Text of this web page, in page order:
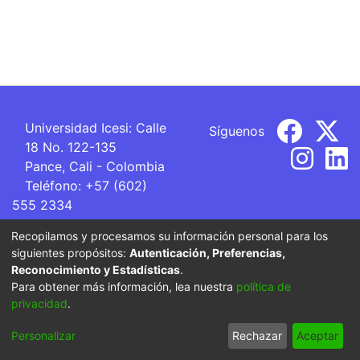
Universidad Icesi: Calle
18 No. 122-135
Pance, Cali - Colombia
Teléfono: +57 (602)
555 2334
ventanillaunica@icesi.edu.co
Síguenos
La Universidad Icesi es una Institución de Educación
Superior que se encuentra sujeta a inspección y vigilancia
por parte del Ministerio de Educación Nacional.
Cookie
End User
Agreement
Send
Feedback
Recopilamos y procesamos su información personal para los
siguientes propósitos: Autenticación, Preferencias,
Reconocimiento y Estadísticas.
Para obtener más información, lea nuestra política de
privacidad.
Personalizar Rechazar Aceptar